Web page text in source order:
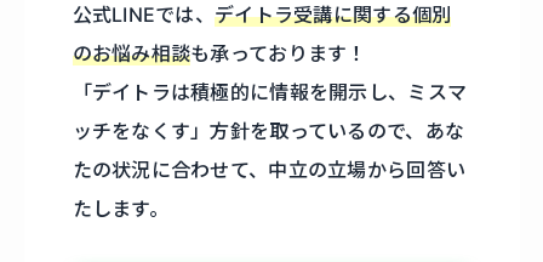
公式LINEでは、デイトラ受講に関する個別
のお悩み相談も承っております！
「デイトラは積極的に情報を開示し、ミスマ
ッチをなくす」方針を取っているので、あな
たの状況に合わせて、中立の立場から回答い
たします。